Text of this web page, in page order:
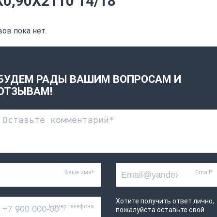
пока нет.
РАДЫ ВАШИМ ВОПРОСАМ И
Ваше имя* Email*
Номер телефона
Хотите получить ответ лично,
пожалуйста оставьте свой